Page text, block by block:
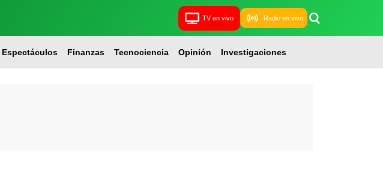
TV en vivo Radio en vivo
Espectáculos Finanzas Tecnociencia Opinión Investigaciones